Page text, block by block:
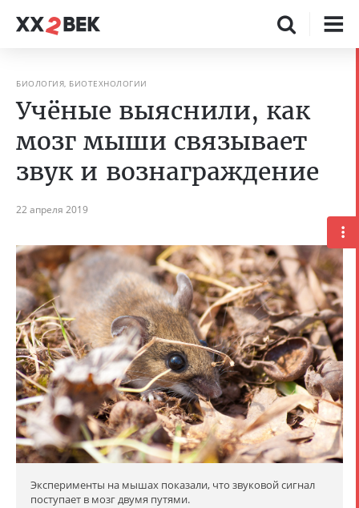
БИОЛОГИЯ, БИОТЕХНОЛОГИИ
Учёные выяснили, как
мозг мыши связывает
звук и вознаграждение
22 апреля 2019
Эксперименты на мышах показали, что звуковой сигнал
поступает в мозг двумя путями.